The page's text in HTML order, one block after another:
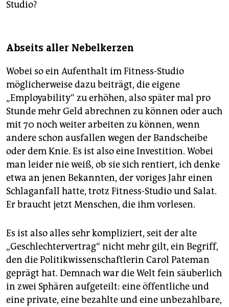
Studio?
Abseits aller Nebelkerzen
Wobei so ein Aufenthalt im Fitness-Studio
möglicherweise dazu beiträgt, die eigene
„Employability“ zu erhöhen, also später mal pro
Stunde mehr Geld abrechnen zu können oder auch
mit 70 noch weiter arbeiten zu können, wenn
andere schon ausfallen wegen der Bandscheibe
oder dem Knie. Es ist also eine Investition. Wobei
man leider nie weiß, ob sie sich rentiert, ich denke
etwa an jenen Bekannten, der voriges Jahr einen
Schlaganfall hatte, trotz Fitness-Studio und Salat.
Er braucht jetzt Menschen, die ihm vorlesen.
Es ist also alles sehr kompliziert, seit der alte
„Geschlechtervertrag“ nicht mehr gilt, ein Begriff,
den die Politikwissenschaftlerin Carol Pateman
geprägt hat. Demnach war die Welt fein säuberlich
in zwei Sphären aufgeteilt: eine öffentliche und
eine private, eine bezahlte und eine unbezahlbare,